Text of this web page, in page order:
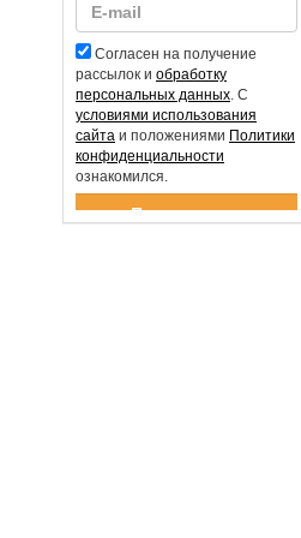
Согласен на получение
рассылок и обработку
персональных данных. С
условиями использования
сайта и положениями Политики
конфиденциальности
ознакомился.